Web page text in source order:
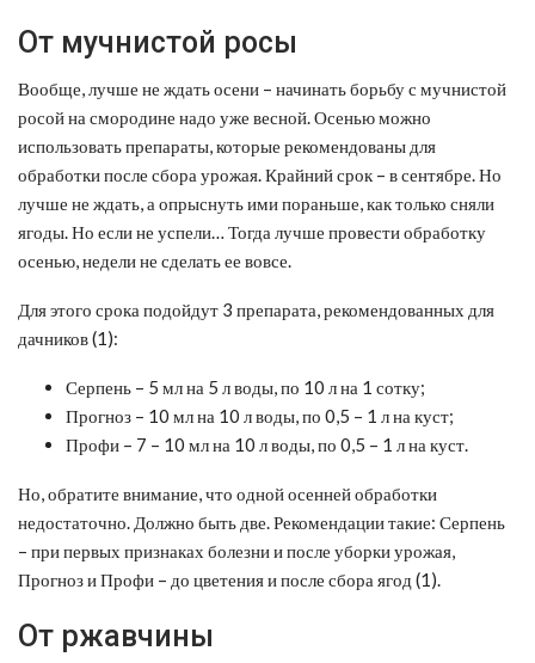
От мучнистой росы
Вообще, лучше не ждать осени – начинать борьбу с мучнистой
росой на смородине надо уже весной. Осенью можно
использовать препараты, которые рекомендованы для
обработки после сбора урожая. Крайний срок – в сентябре. Но
лучше не ждать, а опрыснуть ими пораньше, как только сняли
ягоды. Но если не успели… Тогда лучше провести обработку
осенью, недели не сделать ее вовсе.
Для этого срока подойдут 3 препарата, рекомендованных для
дачников (1):
Серпень – 5 мл на 5 л воды, по 10 л на 1 сотку;
Прогноз – 10 мл на 10 л воды, по 0,5 – 1 л на куст;
Профи – 7 – 10 мл на 10 л воды, по 0,5 – 1 л на куст.
Но, обратите внимание, что одной осенней обработки
недостаточно. Должно быть две. Рекомендации такие: Серпень
– при первых признаках болезни и после уборки урожая,
Прогноз и Профи – до цветения и после сбора ягод (1).
От ржавчины